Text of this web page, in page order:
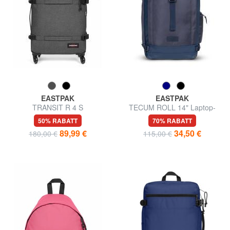
EASTPAK
TRANSIT R 4 S
Handgepäckwagen
50% RABATT
180,00 € 89,99 €
EASTPAK
TECUM ROLL 14" Laptop-
Rucksack
70% RABATT
115,00 € 34,50 €